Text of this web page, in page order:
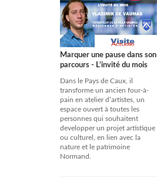
Marquer une pause dans son
parcours - L’invité du mois
Dans le Pays de Caux, il
transforme un ancien four-à-
pain en atelier d’artistes, un
espace ouvert à toutes les
personnes qui souhaitent
developper un projet artistique
ou culturel, en lien avec la
nature et le patrimoine
Normand.